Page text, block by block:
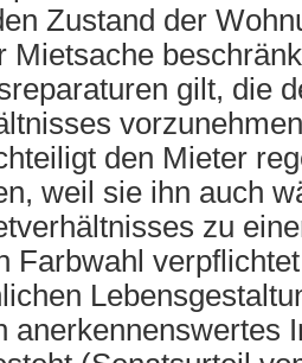
Zustand der
Mietsache
gilt, die
den Mieter
weil sie ihn auch
zu
Farbwahl
anerkennenswertes